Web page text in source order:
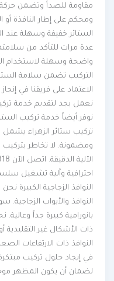
مقاومة للصدأ وتضمن حركة
ومحكم على إطار النافذة أو
الستائر خفيفة وسهلة عند
عدة مرات للتأكد من سلامتها
واضحة وسهلة لاستخدام
التركيب تضمن سلامة الستائر
الاعتماد على فريقنا في إنجاز
نعمل بجد لتقديم خدمة
نوفر أيضاً خدمة تركيب
تركيب ستائر الزهراء يشمل
ومضمونة. لا تخاطر بتركيب
احترافية وآلية تشغيل سلسة.
النوافذ الزجاجية الكبيرة نحن
النوافذ والأبواب الزجاجية.
بانورامية كبيرة جداً وعالية.
ذات الأشكال غير التقليدية أو
النوافذ ذات الارتفاعات الصعبة
في إيجاد حلول تركيب
لضمان أن يكون المظهر